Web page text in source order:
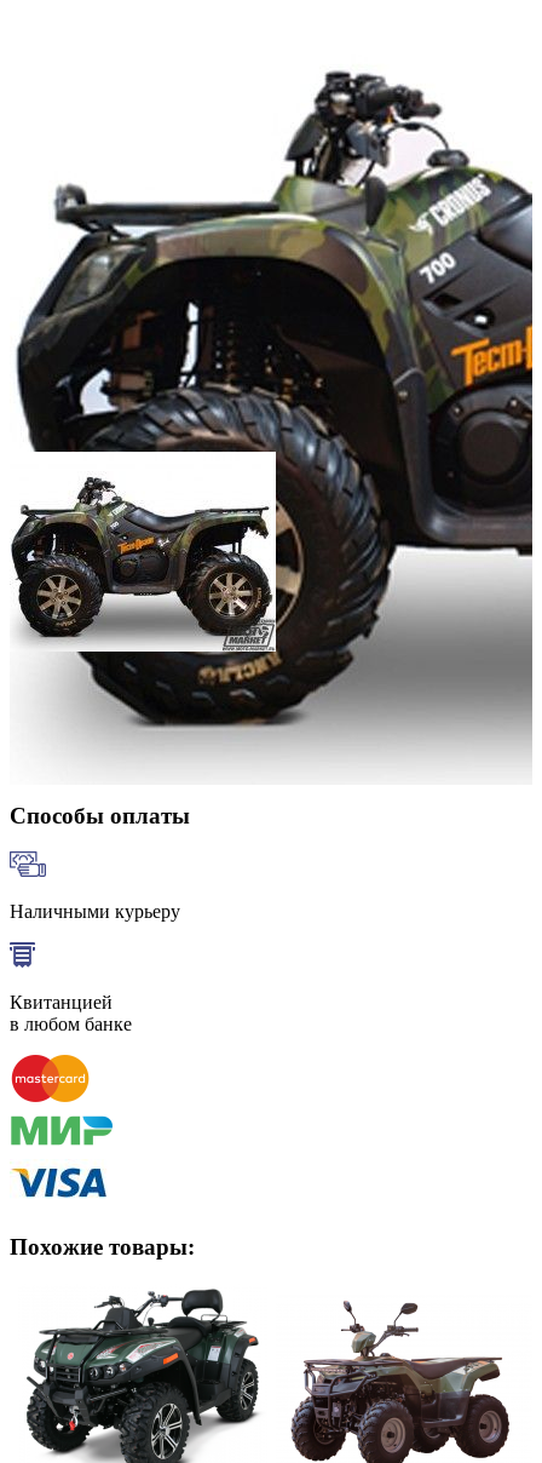
Добавить к сравнению
Нет в наличии
Способы оплаты
Наличными курьеру
Квитанцией
в любом банке
Похожие товары: